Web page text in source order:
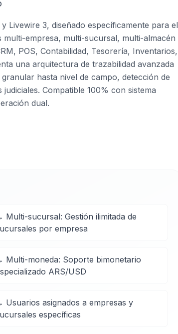
Livewire 3, diseñado específicamente para el
empresa, multi-sucursal, multi-almacén
POS, Contabilidad, Tesorería, Inventarios,
una arquitectura de trazabilidad avanzada
hasta nivel de campo, detección de
Compatible 100% con sistema
dual.
Multi-sucursal: Gestión ilimitada de
por empresa
Multi-moneda: Soporte bimonetario
ARS/USD
Usuarios asignados a empresas y
específicas